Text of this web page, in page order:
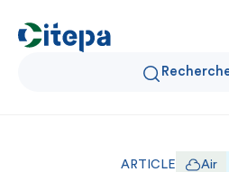
Qui sommes-nous ?
ARTICLE Air